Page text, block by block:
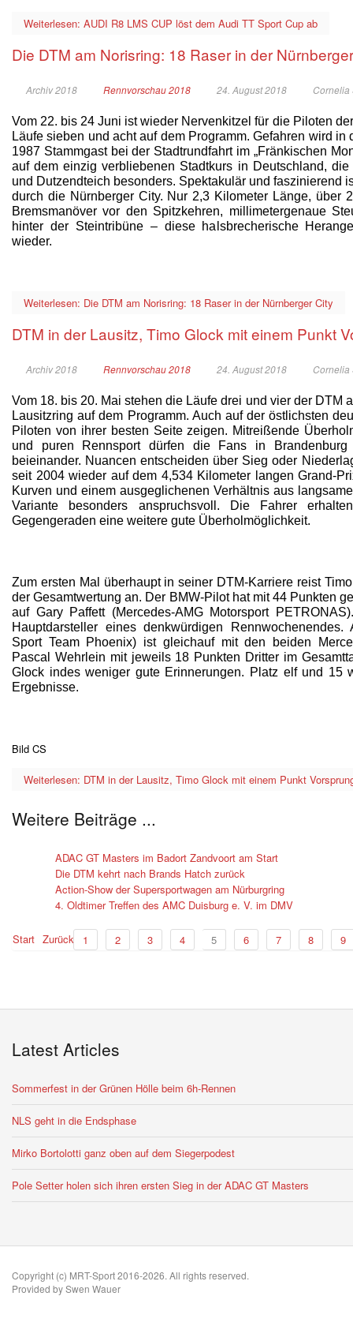
Weiterlesen: AUDI R8 LMS CUP löst dem Audi TT Sport Cup ab
Die DTM am Norisring: 18 Raser in der
Archiv 2018 Rennvorschau 2018 24. August 2018 Cornelia
Vom 22. bis 24 Juni ist wieder Nervenkitzel für die Piloten
Läufe sieben und acht auf dem Programm. Gefahren wird
1987 Stammgast bei der Stadtrundfahrt im „Fränkischen
auf dem einzig verbliebenen Stadtkurs in Deutschland,
und Dutzendteich besonders. Spektakulär und faszinierend
durch die Nürnberger City. Nur 2,3 Kilometer Länge, über
Bremsmanöver vor den Spitzkehren, millimetergenaue
hinter der Steintribüne – diese halsbrecherische
wieder.
Weiterlesen: Die DTM am Norisring: 18 Raser in der Nürnberger City
DTM in der Lausitz, Timo Glock mit einem Punkt
Archiv 2018 Rennvorschau 2018 24. August 2018 Cornelia
Vom 18. bis 20. Mai stehen die Läufe drei und vier der DTM
Lausitzring auf dem Programm. Auch auf der östlichsten
Piloten von ihrer besten Seite zeigen. Mitreißende
und puren Rennsport dürfen die Fans in
beieinander. Nuancen entscheiden über Sieg oder
seit 2004 wieder auf dem 4,534 Kilometer langen Grand-
Kurven und einem ausgeglichenen Verhältnis aus
Variante besonders anspruchsvoll. Die Fahrer
Gegengeraden eine weitere gute Überholmöglichkeit.
Zum ersten Mal überhaupt in seiner DTM-Karriere reist
der Gesamtwertung an. Der BMW-Pilot hat mit 44 Punkten
auf Gary Paffett (Mercedes-AMG Motorsport
Hauptdarsteller eines denkwürdigen
Sport Team Phoenix) ist gleichauf mit den beiden
Pascal Wehrlein mit jeweils 18 Punkten Dritter im
Glock indes weniger gute Erinnerungen. Platz elf und 15
Ergebnisse.
Bild CS
Weiterlesen: DTM in der Lausitz, Timo Glock mit einem Punkt
Weitere Beiträge ...
ADAC GT Masters im Badort Zandvoort am Start
Die DTM kehrt nach Brands Hatch zurück
Action-Show der Supersportwagen am Nürburgring
4. Oldtimer Treffen des AMC Duisburg e. V. im DMV
Start Zurück 1 2 3 4 5 6 7 8 9
Latest Articles
Sommerfest in der Grünen Hölle beim 6h-Rennen
NLS geht in die Endsphase
Mirko Bortolotti ganz oben auf dem Siegerpodest
Pole Setter holen sich ihren ersten Sieg in der ADAC GT Masters
Copyright (c) MRT-Sport 2016-2026. All rights reserved.
Provided by Swen Wauer